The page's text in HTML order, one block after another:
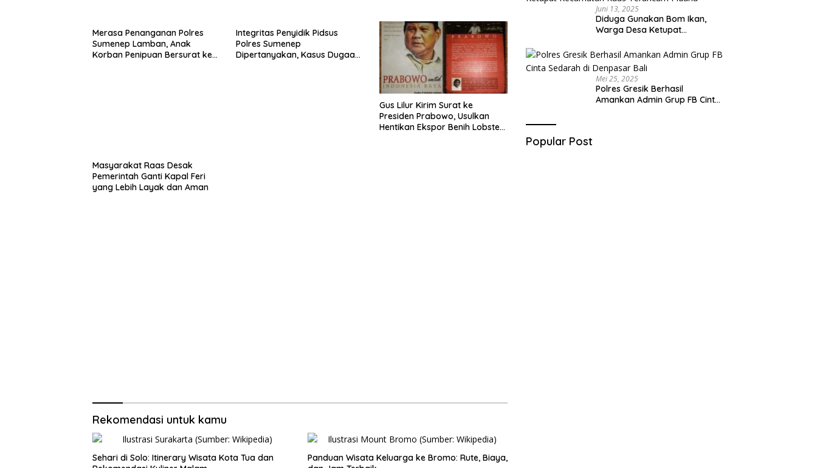
Merasa Penanganan Polres
Sumenep Lamban, Anak
Korban Penipuan Bersurat ke
Integritas Penyidik Pidsus
Polres Sumenep
Dipertanyakan, Kasus Dugaan
Gus Lilur Kirim Surat ke
Presiden Prabowo, Usulkan
Hentikan Ekspor Benih Lobster
Masyarakat Raas Desak
Pemerintah Ganti Kapal Feri
yang Lebih Layak dan Aman
Rekomendasi untuk kamu
Sehari di Solo: Itinerary Wisata Kota Tua dan
Panduan Wisata Keluarga ke Bromo: Rute, Biaya,
Juni 13, 2025
Diduga Gunakan Bom Ikan,
Warga Desa Ketupat
Pidana
Mei 25, 2025
Polres Gresik Berhasil
Amankan Admin Grup FB Cinta
Popular Post